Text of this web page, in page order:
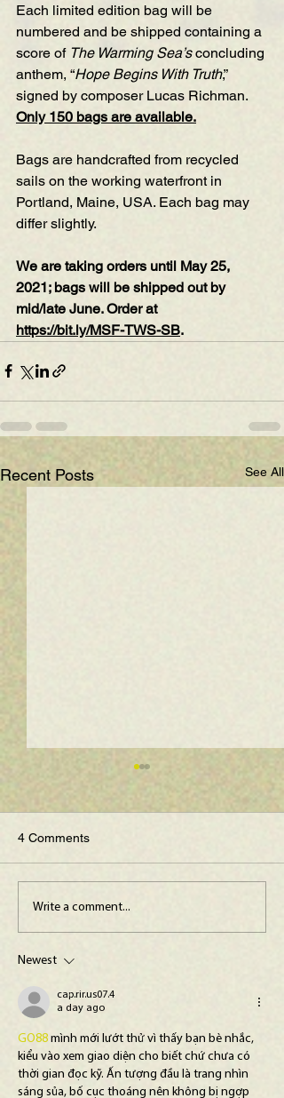
Each limited edition bag will be
numbered and be shipped containing a
score of The Warming Sea’s concluding
anthem, “Hope Begins With Truth,”
signed by composer Lucas Richman.
Only 150 bags are available.
Bags are handcrafted from recycled
sails on the working waterfront in
Portland, Maine, USA. Each bag may
differ slightly.
We are taking orders until May 25,
2021; bags will be shipped out by
mid/late June. Order at
https://bit.ly/MSF-TWS-SB.
Recent Posts See All
Maine Science Podcast -
Julia Brown, episode 101
4 Comments
Write a comment...
Newest
cap.rir.us07.4
a day ago
GO88 mình mới lướt thử vì thấy bạn bè nhắc,
kiểu vào xem giao diện cho biết chứ chưa có
thời gian đọc kỹ. Ấn tượng đầu là trang nhìn
sáng sủa, bố cục thoáng nên không bị ngợp